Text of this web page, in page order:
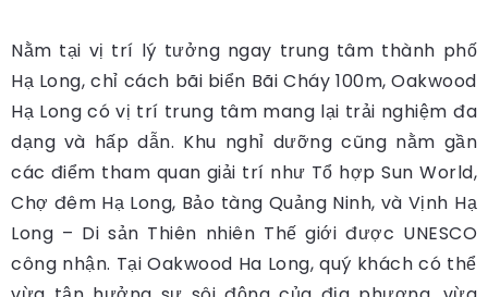
Nằm tại vị trí lý tưởng ngay trung tâm thành phố
Hạ Long, chỉ cách bãi biển Bãi Cháy 100m, Oakwood
Hạ Long có vị trí trung tâm mang lại trải nghiệm đa
dạng và hấp dẫn. Khu nghỉ dưỡng cũng nằm gần
các điểm tham quan giải trí như Tổ hợp Sun World,
Chợ đêm Hạ Long, Bảo tàng Quảng Ninh, và Vịnh Hạ
Long – Di sản Thiên nhiên Thế giới được UNESCO
công nhận. Tại Oakwood Ha Long, quý khách có thể